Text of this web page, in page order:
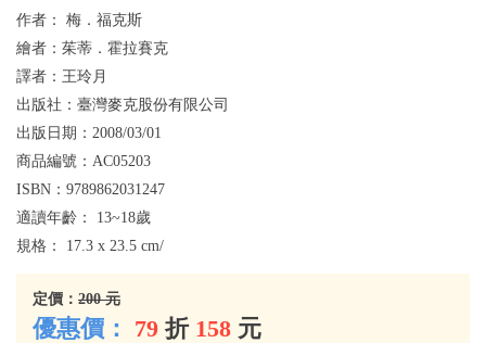
作者： 梅．福克斯
繪者： 茱蒂．霍拉賽克
譯者： 王玲月
出版社： 臺灣麥克股份有限公司
出版日期： 2008/03/01
商品編號： AC05203
ISBN： 9789862031247
適讀年齡： 13~18歲
規格： 17.3 x 23.5 cm/
定價： 200 元
優惠價： 79 折 158 元